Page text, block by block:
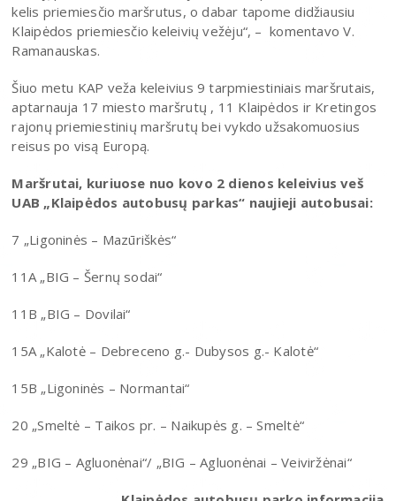
kelis priemiesčio maršrutus, o dabar tapome didžiausiu
Klaipėdos priemiesčio keleivių vežėju“, – komentavo V.
Ramanauskas.
Šiuo metu KAP veža keleivius 9 tarpmiestiniais maršrutais,
aptarnauja 17 miesto maršrutų , 11 Klaipėdos ir Kretingos
rajonų priemiestinių maršrutų bei vykdo užsakomuosius
reisus po visą Europą.
Maršrutai, kuriuose nuo kovo 2 dienos keleivius veš
UAB „Klaipėdos autobusų parkas“ naujieji autobusai:
7 „Ligoninės – Mazūriškės“
11A „BIG – Šernų sodai“
11B „BIG – Dovilai“
15A „Kalotė – Debreceno g.- Dubysos g.- Kalotė“
15B „Ligoninės – Normantai“
20 „Smeltė – Taikos pr. – Naikupės g. – Smeltė“
29 „BIG – Agluonėnai“/ „BIG – Agluonėnai – Veiviržėnai“